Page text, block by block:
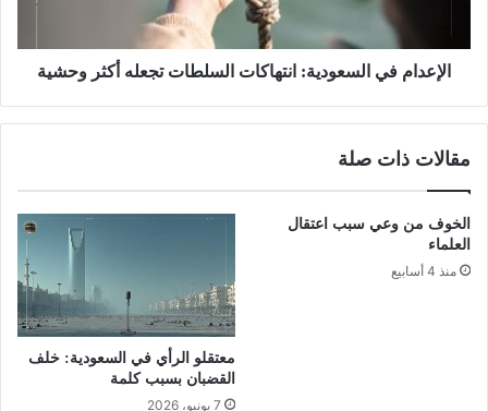
الإعدام في السعودية: انتهاكات السلطات تجعله أكثر وحشية
مقالات ذات صلة
الخوف من وعي سبب اعتقال
العلماء
منذ 4 أسابيع
معتقلو الرأي في السعودية: خلف
القضبان بسبب كلمة
7 يونيو، 2026